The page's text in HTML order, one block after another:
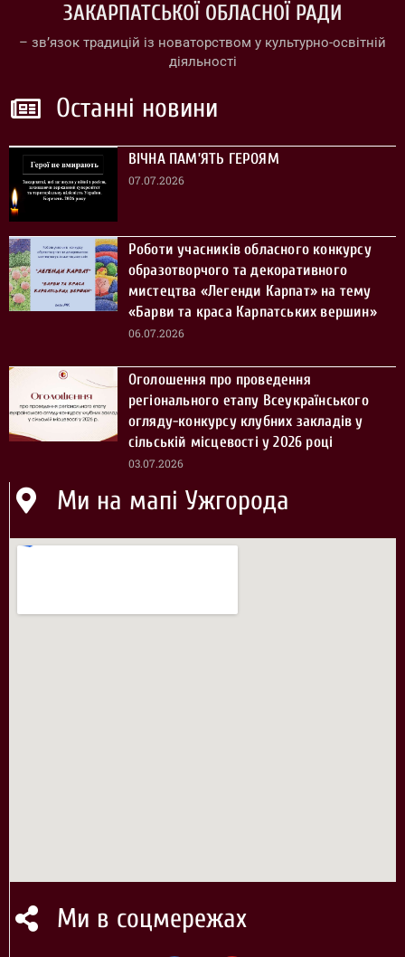
ЗАКАРПАТСЬКОЇ ОБЛАСНОЇ РАДИ
– зв’язок традицій із новаторством у культурно-освітній
діяльності
Останні новини
ВІЧНА ПАМ’ЯТЬ ГЕРОЯМ
07.07.2026
Роботи учасників обласного конкурсу
образотворчого та декоративного
мистецтва «Легенди Карпат» на тему
«Барви та краса Карпатських вершин»
06.07.2026
Оголошення про проведення
регіонального етапу Всеукраїнського
огляду-конкурсу клубних закладів у
сільській місцевості у 2026 році
03.07.2026
Ми на мапі Ужгорода
Ми в соцмережах